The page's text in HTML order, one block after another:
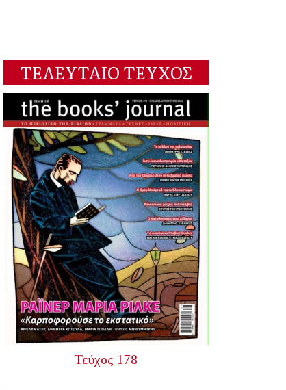
ΤΕΛΕΥΤΑΙΟ ΤΕΥΧΟΣ
Τεύχος 178